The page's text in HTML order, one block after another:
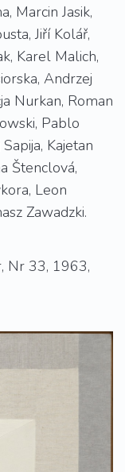
Marcin Jasik,
Jiří Kolář,
Karel Malich,
Andrzej
Nurkan, Roman
Pablo
Kajetan
Štenclová,
Leon
Zawadzki.
Nr 33, 1963,